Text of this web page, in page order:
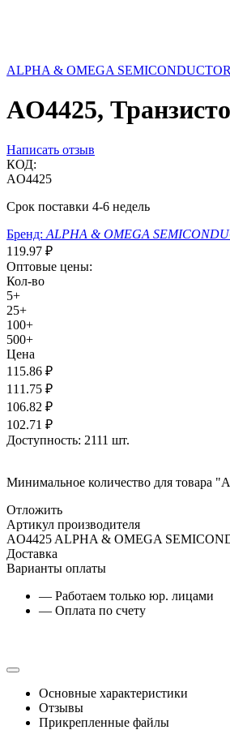
ALPHA & OMEGA SEMICONDUCTOR
AO4425,
Написать отзыв
КОД:
AO4425
Срок поставки 4-6 недель
Бренд: ALPHA & OMEGA
119.97 ₽
Оптовые цены:
Кол-во
5+
25+
100+
500+
Цена
115.86 ₽
111.75 ₽
106.82 ₽
102.71 ₽
Доступность: 2111 шт.
Минимальное количество для товара
Отложить
Артикул производителя
AO4425 ALPHA & OMEGA
Доставка
Варианты оплаты
— Работаем только юр. лицами
— Оплата по счету
Основные характеристики
Отзывы
Прикрепленные файлы